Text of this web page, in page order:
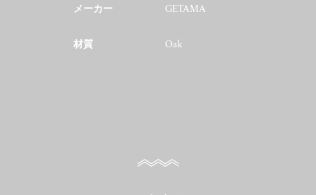
メーカー GETAMA
材質 Oak